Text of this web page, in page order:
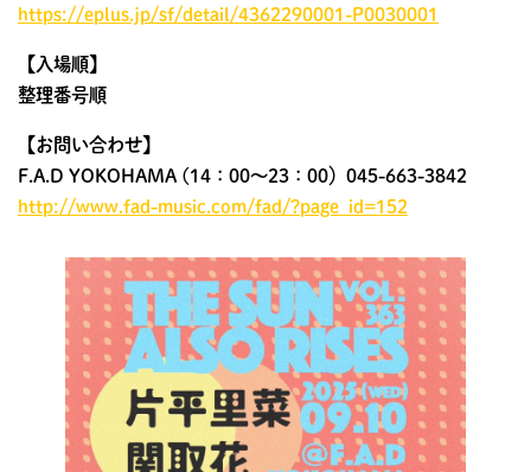
https://eplus.jp/sf/detail/4362290001-P0030001
【入場順】
整理番号順
【お問い合わせ】
F.A.D YOKOHAMA (14：00～23：00）045-663-3842
http://www.fad-music.com/fad/?page_id=152